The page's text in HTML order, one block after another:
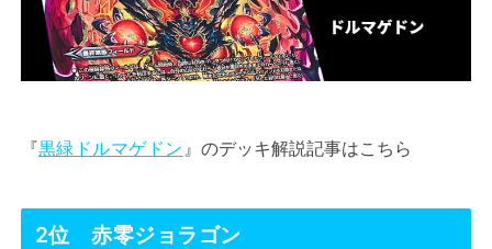
『黒緑ドルマゲドン 』のデッキ解説記事はこちら
2位 赤零ジョラゴン